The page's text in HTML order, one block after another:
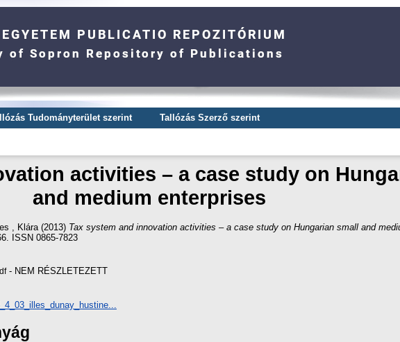
Tudományterület szerint Tallózás Szerző szerint
activities – a case study on
and medium enterprises
, Klára (2013) Tax system and innovation activities – a case study on Hungarian small and
ISSN 0865-7823
- NEM RÉSZLETEZETT